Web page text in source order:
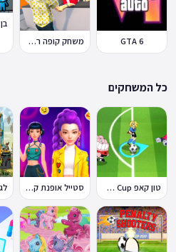
GTA 6 משחק קופה ראשית
כל המשחקים
טון קאפ Toon Cup סטייל אופנת קיי-פופ